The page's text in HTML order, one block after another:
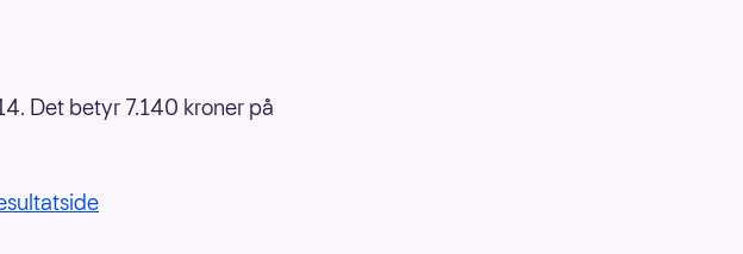
Det betyr 7.140 kroner på